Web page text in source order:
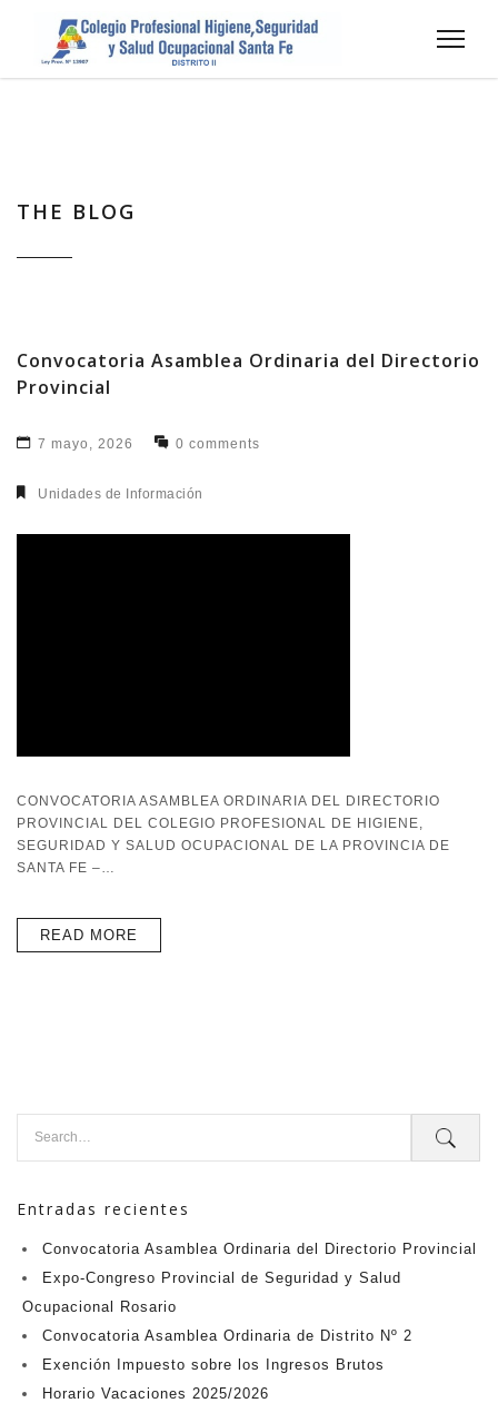
THE BLOG
Convocatoria Asamblea Ordinaria del Directorio
Provincial
7 mayo, 2026 0 comments
Unidades de Información​
CONVOCATORIA ASAMBLEA ORDINARIA DEL DIRECTORIO
PROVINCIAL DEL COLEGIO PROFESIONAL DE HIGIENE,
SEGURIDAD Y SALUD OCUPACIONAL DE LA PROVINCIA DE
SANTA FE –…
READ MORE
Entradas recientes
Convocatoria Asamblea Ordinaria del Directorio Provincial
Expo-Congreso Provincial de Seguridad y Salud
Ocupacional Rosario
Convocatoria Asamblea Ordinaria de Distrito Nº 2
Exención Impuesto sobre los Ingresos Brutos
Horario Vacaciones 2025/2026